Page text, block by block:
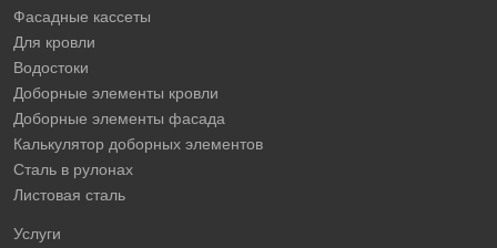
Фасадные кассеты
Для кровли
Водостоки
Доборные элементы кровли
Доборные элементы фасада
Калькулятор доборных элементов
Сталь в рулонах
Листовая сталь
Услуги